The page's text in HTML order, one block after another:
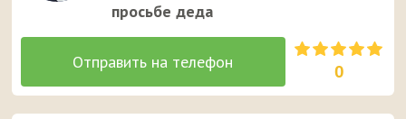
просьбе деда
0